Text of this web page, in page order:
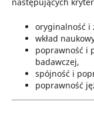
oryginalność i
wkład
poprawność i
badawczej,
spójność i
poprawność